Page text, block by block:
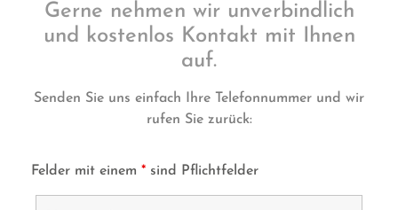
Gerne nehmen wir unverbindlich
und kostenlos Kontakt mit Ihnen
auf.
Senden Sie uns einfach Ihre Telefonnummer und wir
rufen Sie zurück:
Felder mit einem * sind Pflichtfelder